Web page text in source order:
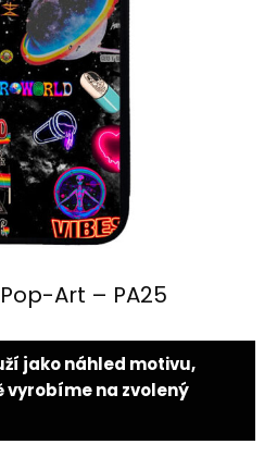
Art – PA25
jako náhled motivu,
vyrobíme na zvolený